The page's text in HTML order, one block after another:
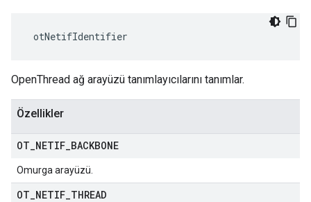
otNetifIdentifier
OpenThread ağ arayüzü tanımlayıcılarını tanımlar.
Özellikler
OT NETIF BACKBONE
Omurga arayüzü.
OT NETIF THREAD